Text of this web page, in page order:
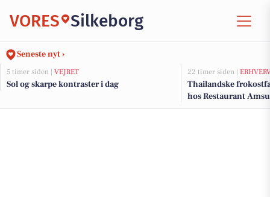
VORES Silkeborg
Seneste nyt ›
5 timer siden | VEJRET
Sol og skarpe kontraster i dag
22 timer siden |
Thailandske
hos Restaurant